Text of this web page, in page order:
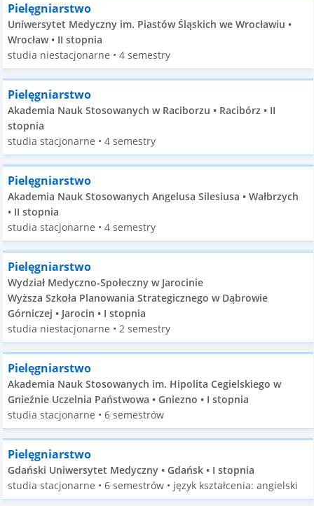
Pielęgniarstwo
Uniwersytet Medyczny im. Piastów Śląskich we Wrocławiu •
Wrocław • II stopnia
studia niestacjonarne • 4 semestry
Pielęgniarstwo
Akademia Nauk Stosowanych w Raciborzu • Racibórz • II
stopnia
studia stacjonarne • 4 semestry
Pielęgniarstwo
Akademia Nauk Stosowanych Angelusa Silesiusa • Wałbrzych
• II stopnia
studia stacjonarne • 4 semestry
Pielęgniarstwo
Wydział Medyczno-Społeczny w Jarocinie
Wyższa Szkoła Planowania Strategicznego w Dąbrowie
Górniczej • Jarocin • I stopnia
studia niestacjonarne • 2 semestry
Pielęgniarstwo
Akademia Nauk Stosowanych im. Hipolita Cegielskiego w
Gnieźnie Uczelnia Państwowa • Gniezno • I stopnia
studia stacjonarne • 6 semestrów
Pielęgniarstwo
Gdański Uniwersytet Medyczny • Gdańsk • I stopnia
studia stacjonarne • 6 semestrów • język kształcenia: angielski